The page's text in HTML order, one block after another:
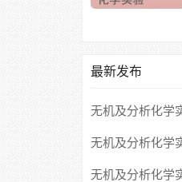
最新发布
无机及分析化学
无机及分析化学
分子科学学院编
无机及分析化学